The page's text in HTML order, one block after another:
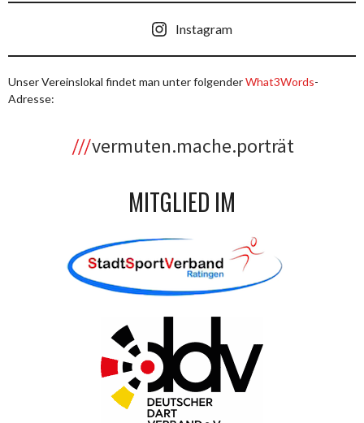
Instagram
Unser Vereinslokal findet man unter folgenderWhat3Words-
Adresse:
vermuten.mache.porträt
MITGLIED IM